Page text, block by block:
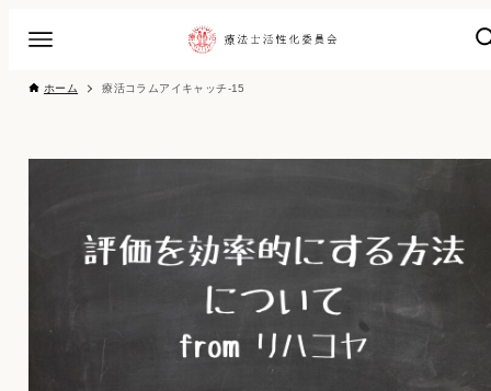
ホーム 療活コラムアイキャッチ-15